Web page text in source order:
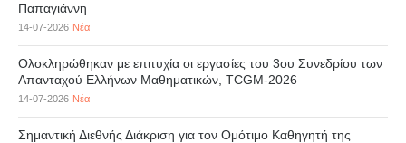
Παπαγιάννη
14-07-2026 Νέα
Ολοκληρώθηκαν με επιτυχία οι εργασίες του 3ου Συνεδρίου των
Απανταχού Ελλήνων Μαθηματικών, TCGM-2026
14-07-2026 Νέα
Σημαντική Διεθνής Διάκριση για τον Ομότιμο Καθηγητή της